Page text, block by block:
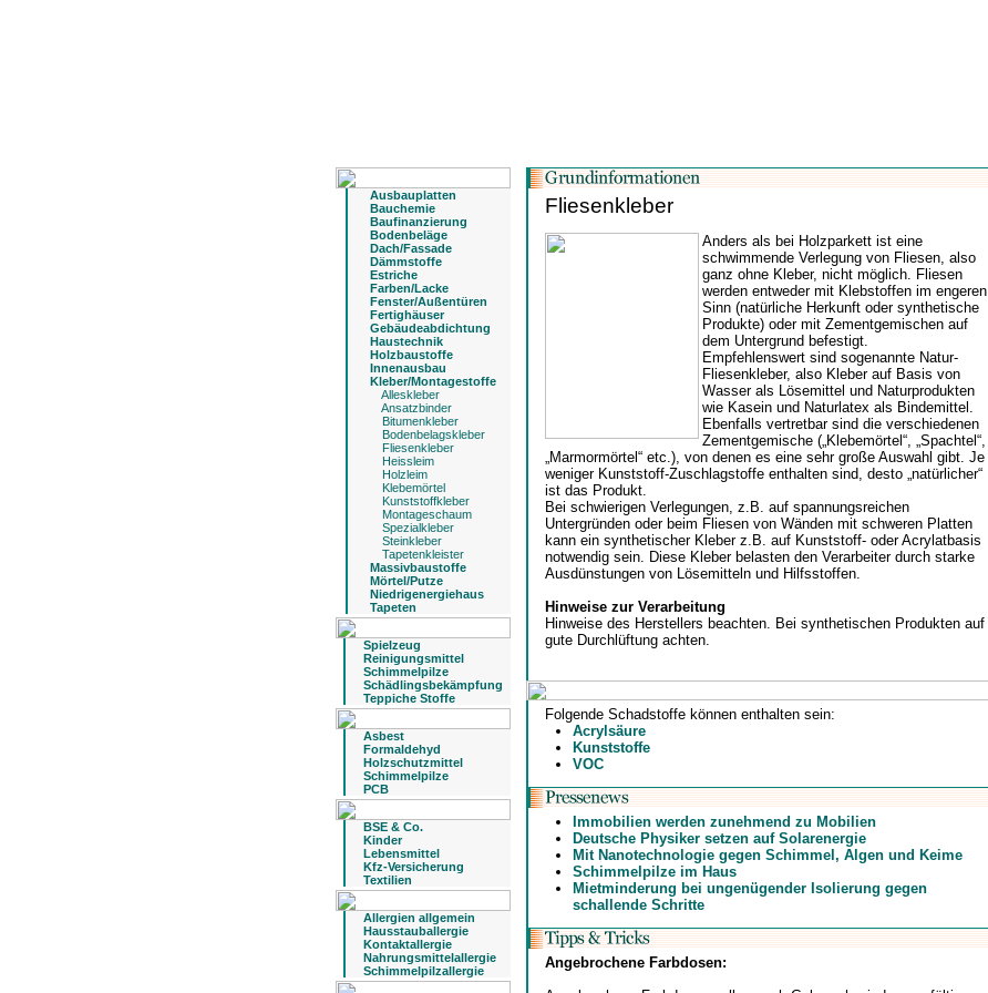
Ausbauplatten
Bauchemie
Baufinanzierung
Bodenbeläge
Dach/Fassade
Dämmstoffe
Estriche
Farben/Lacke
Fenster/Außentüren
Fertighäuser
Gebäudeabdichtung
Haustechnik
Holzbaustoffe
Innenausbau
Kleber/Montagestoffe
Alleskleber
Ansatzbinder
Bitumenkleber
Bodenbelagskleber
Fliesenkleber
Heissleim
Holzleim
Klebemörtel
Kunststoffkleber
Montageschaum
Spezialkleber
Steinkleber
Tapetenkleister
Massivbaustoffe
Mörtel/Putze
Niedrigenergiehaus
Tapeten
Spielzeug
Reinigungsmittel
Schimmelpilze
Schädlingsbekämpfung
Teppiche Stoffe
Asbest
Formaldehyd
Holzschutzmittel
Schimmelpilze
PCB
BSE & Co.
Kinder
Lebensmittel
Kfz-Versicherung
Textilien
Allergien allgemein
Hausstauballergie
Kontaktallergie
Nahrungsmittelallergie
Schimmelpilzallergie
Fliesenkleber
Anders als bei Holzparkett ist eine
schwimmende Verlegung von Fliesen, also
ganz ohne Kleber, nicht möglich. Fliesen
werden entweder mit Klebstoffen im engeren
Sinn (natürliche Herkunft oder synthetische
Produkte) oder mit Zementgemischen auf
dem Untergrund befestigt.
Empfehlenswert sind sogenannte Natur-
Fliesenkleber, also Kleber auf Basis von
Wasser als Lösemittel und Naturprodukten
wie Kasein und Naturlatex als Bindemittel.
Ebenfalls vertretbar sind die verschiedenen
Zementgemische („Klebemörtel“, „Spachtel“,
„Marmormörtel“ etc.), von denen es eine sehr große Auswahl gibt. Je
weniger Kunststoff-Zuschlagstoffe enthalten sind, desto „natürlicher“
ist das Produkt.
Bei schwierigen Verlegungen, z.B. auf spannungsreichen
Untergründen oder beim Fliesen von Wänden mit schweren Platten
kann ein synthetischer Kleber z.B. auf Kunststoff- oder Acrylatbasis
notwendig sein. Diese Kleber belasten den Verarbeiter durch starke
Ausdünstungen von Lösemitteln und Hilfsstoffen.
Hinweise zur Verarbeitung
Hinweise des Herstellers beachten. Bei synthetischen Produkten auf
gute Durchlüftung achten.
Folgende Schadstoffe können enthalten sein:
Acrylsäure
Kunststoffe
VOC
Immobilien werden zunehmend zu Mobilien
Deutsche Physiker setzen auf Solarenergie
Mit Nanotechnologie gegen Schimmel, Algen und Keime
Schimmelpilze im Haus
Mietminderung bei ungenügender Isolierung gegen
schallende Schritte
Angebrochene Farbdosen: